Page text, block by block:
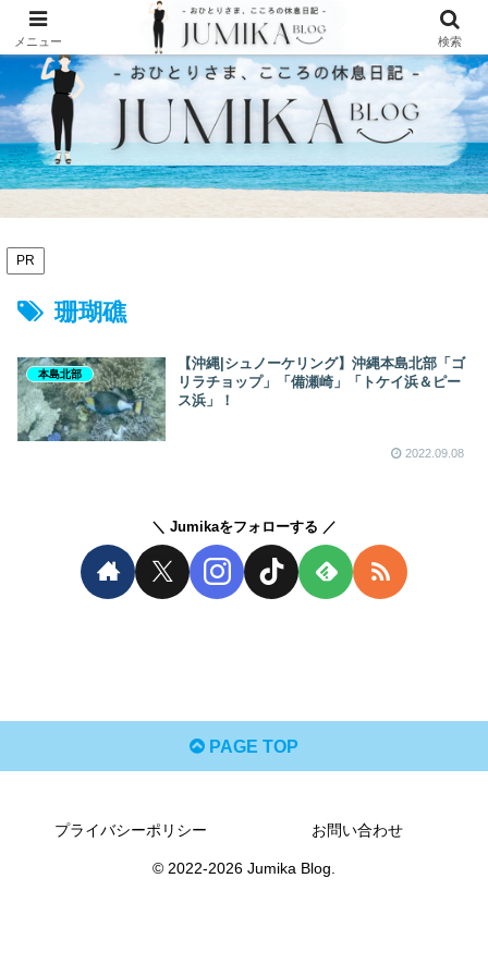
PR
珊瑚礁
本島北部
【沖縄|シュノーケリング】沖縄本島北部「ゴ
リラチョップ」「備瀬崎」「トケイ浜＆ピー
ス浜」！
2022.09.08
Jumikaをフォローする
PAGE TOP
プライバシーポリシー お問い合わせ
© 2022-2026 Jumika Blog.
メニュー 検索